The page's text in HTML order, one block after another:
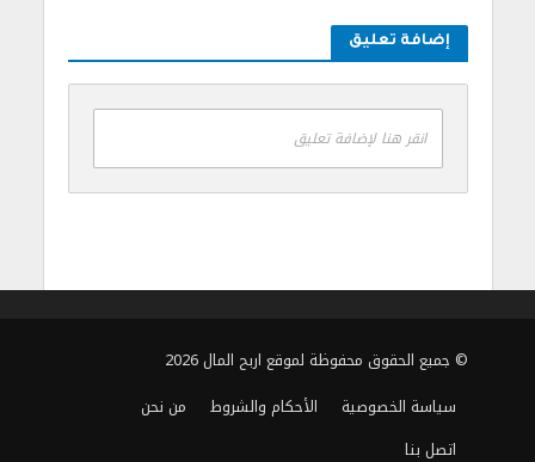
إضافة تعليق
انقر هنا لإضافة تعليق
© جميع الحقوق محفوظة لموقع اربح المال 2026
سياسة الخصوصية
الأحكام والشروط
من نحن
اتصل بنا